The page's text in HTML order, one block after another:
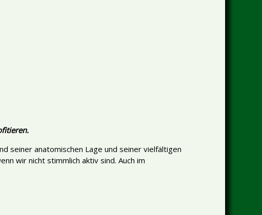
seiner anatomischen Lage und seiner vielfältigen
wir nicht stimmlich aktiv sind. Auch im